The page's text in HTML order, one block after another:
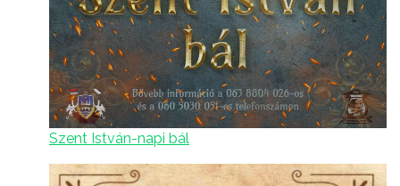
Szent István-napi bál